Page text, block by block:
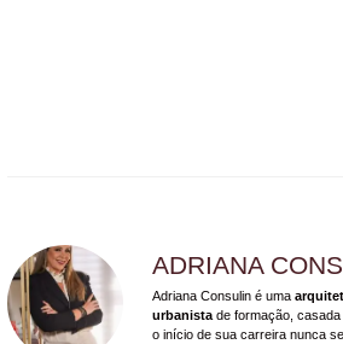
ADRIANA
Adriana Consulin é uma
urbanista de formação,
o início de sua carreira nunca